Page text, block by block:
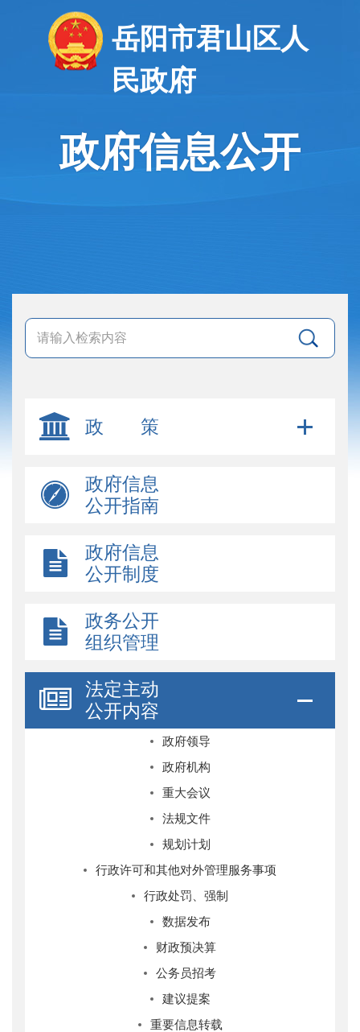
岳阳市君山区人
民政府
政府信息公开
政 策
政府信息
公开指南
政府信息
公开制度
政务公开
组织管理
法定主动
公开内容
政府领导
政府机构
重大会议
法规文件
规划计划
行政许可和其他对外管理服务事项
行政处罚、强制
数据发布
财政预决算
公务员招考
建议提案
重要信息转载